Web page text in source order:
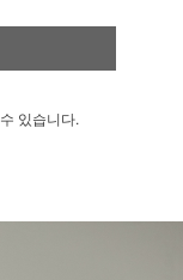
있습니다.